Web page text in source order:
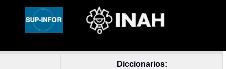
Diccionarios: